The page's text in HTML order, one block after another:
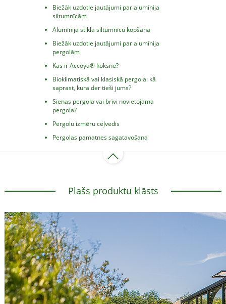
Biežāk uzdotie jautājumi par alumīnija
siltumnīcām
Alumīnija stikla siltumnīcu kopšana
Biežāk uzdotie jautājumi par alumīnija
pergolām
Kas ir Accoya® koksne?
Bioklimatiskā vai klasiskā pergola: kā
saprast, kura der tieši jums?
Sienas pergola vai brīvi novietojama
pergola?
Pergolu izmēru ceļvedis
Pergolas pamatnes sagatavošana
Plašs produktu klāsts